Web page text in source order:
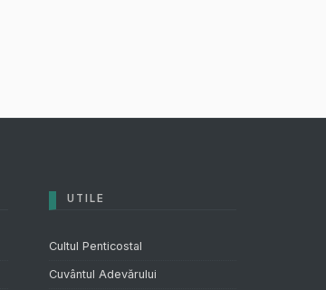
UTILE
Cultul Penticostal
Cuvântul Adevărului